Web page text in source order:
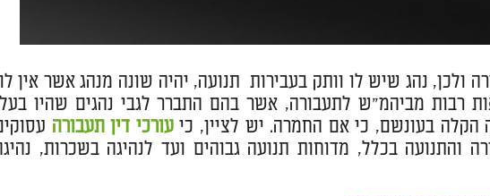
נהג שיש לו וותק בעבירות תנועה, יהיה שונה מנהג אשר אין
רבות מביהמ"ש לתעבורה, אשר בהם התברר לגבי נהגים שהיו
הקלה בעונשם, כי אם החמרה. יש לציין, כיעורכי דין תעבורה
והתנועה בכלל, מדוחות תנועה גבוהים ועד לנהיגה בשכרות,